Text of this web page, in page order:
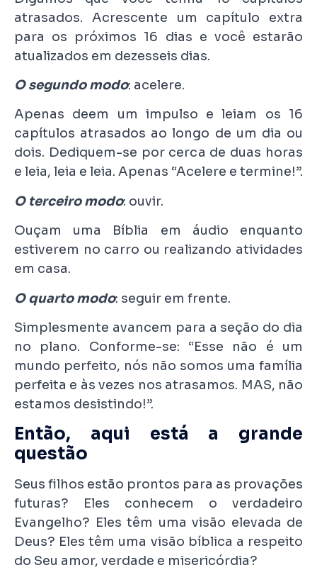
atrasados. Acrescente um capítulo extra
para os próximos 16 dias e você estarão
atualizados em dezesseis dias.
O segundo modo: acelere.
Apenas deem um impulso e leiam os 16
capítulos atrasados ao longo de um dia ou
dois. Dediquem-se por cerca de duas horas
e leia, leia e leia. Apenas “Acelere e termine!”.
O terceiro modo: ouvir.
Ouçam uma Bíblia em áudio enquanto
estiverem no carro ou realizando atividades
em casa.
O quarto modo: seguir em frente.
Simplesmente avancem para a seção do dia
no plano. Conforme-se: “Esse não é um
mundo perfeito, nós não somos uma família
perfeita e às vezes nos atrasamos. MAS, não
estamos desistindo!”.
Então, aqui está a grande
questão
Seus filhos estão prontos para as provações
futuras? Eles conhecem o verdadeiro
Evangelho? Eles têm uma visão elevada de
Deus? Eles têm uma visão bíblica a respeito
do Seu amor, verdade e misericórdia?